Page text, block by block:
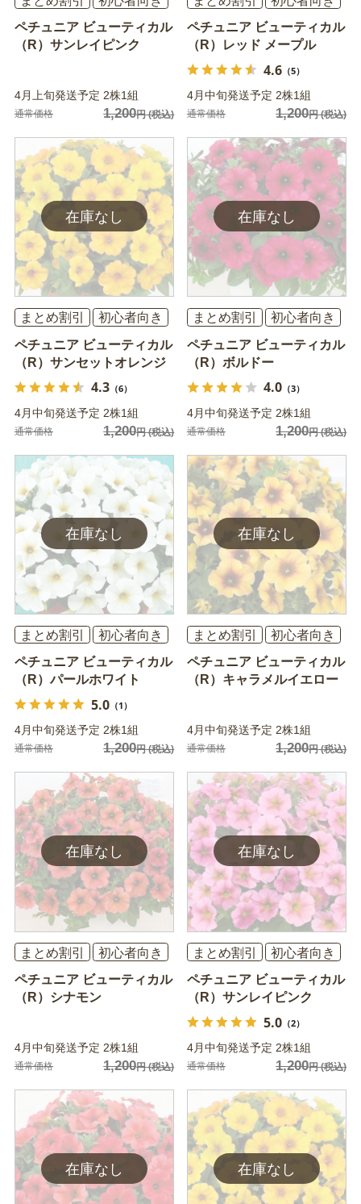
ペチュニア ビューティカル
（R）サンレイピンク
4月上旬発送予定 2株1組
通常価格 1,200円(税込)
ペチュニア ビューティカル
（R）レッド メープル
4.6（5）
4月中旬発送予定 2株1組
通常価格 1,200円(税込)
まとめ割引
初心者向き
ペチュニア ビューティカル
（R）サンセットオレンジ
4.3（6）
4月中旬発送予定 2株1組
通常価格 1,200円(税込)
まとめ割引
初心者向き
ペチュニア ビューティカル
（R）ボルドー
4.0（3）
4月中旬発送予定 2株1組
通常価格 1,200円(税込)
まとめ割引
初心者向き
ペチュニア ビューティカル
（R）パールホワイト
5.0（1）
4月中旬発送予定 2株1組
通常価格 1,200円(税込)
まとめ割引
初心者向き
ペチュニア ビューティカル
（R）キャラメルイエロー
4月中旬発送予定 2株1組
通常価格 1,200円(税込)
まとめ割引
初心者向き
ペチュニア ビューティカル
（R）シナモン
4月中旬発送予定 2株1組
通常価格 1,200円(税込)
まとめ割引
初心者向き
ペチュニア ビューティカル
（R）サンレイピンク
5.0（2）
4月中旬発送予定 2株1組
通常価格 1,200円(税込)